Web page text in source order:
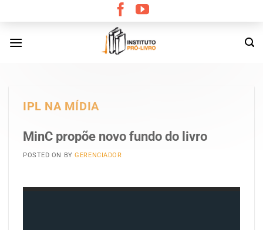
content
IPL NA MÍDIA
MinC propõe novo fundo do livro
POSTED ON BYGERENCIADOR